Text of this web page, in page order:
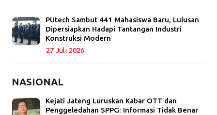
PUtech Sambut 441 Mahasiswa Baru, Lulusan
Dipersiapkan Hadapi Tantangan Industri
Konstruksi Modern
27 Juli 2026
NASIONAL
Kejati Jateng Luruskan Kabar OTT dan
Penggeledahan SPPG: Informasi Tidak Benar